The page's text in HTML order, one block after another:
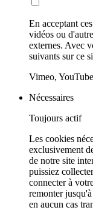
En acceptant
vidéos ou
externes. Avec
suivants sur ce
Vimeo, YouTube
Nécessaires
Toujours actif
Les cookies
exclusivement
de notre site
puissiez
connecter à
remonter
en aucun cas